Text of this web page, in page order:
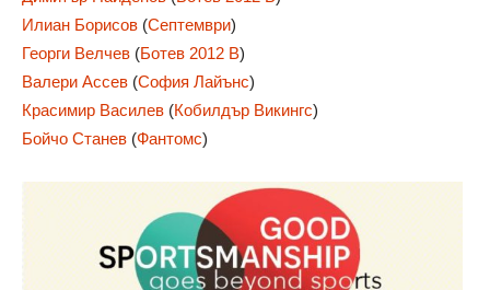
Илиан Борисов (Септември)
Георги Велчев (Ботев 2012 В)
Валери Ассев (София Лайънс)
Красимир Василев (Кобилдър Викингс)
Бойчо Станев (Фантомс)